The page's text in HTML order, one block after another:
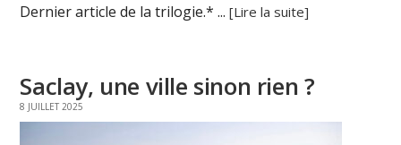
Dernier article de la trilogie.* ...[Lire la suite]
Saclay, une ville sinon rien ?
8 JUILLET 2025